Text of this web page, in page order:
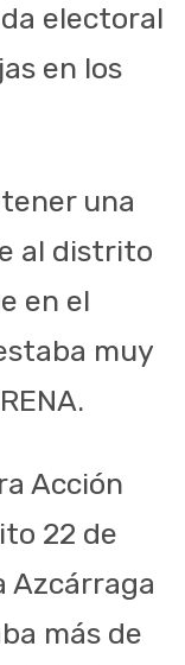
electoral
en los
una
al distrito
en el
muy
Acción
22 de
Azcárraga
más de